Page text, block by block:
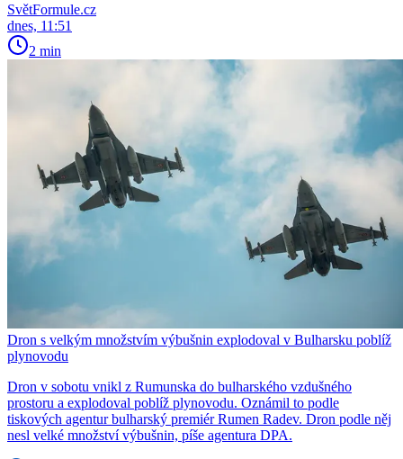
SvětFormule.cz
dnes, 11:51
2 min
Dron s velkým množstvím výbušnin explodoval v Bulharsku poblíž
plynovodu
Dron v sobotu vnikl z Rumunska do bulharského vzdušného
prostoru a explodoval poblíž plynovodu. Oznámil to podle
tiskových agentur bulharský premiér Rumen Radev. Dron podle něj
nesl velké množství výbušnin, píše agentura DPA.